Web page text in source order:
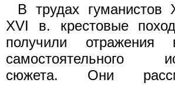
В трудах гуманистов
XVI в. крестовые
получили отражения
самостоятельного
сюжета. Они